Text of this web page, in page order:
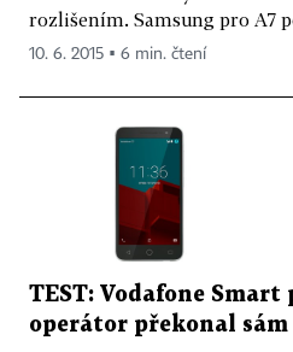
rozlišením. Samsung pro A7
10. 6. 2015 ▪ 6 min. čtení
TEST: Vodafone Smart
operátor překonal sám